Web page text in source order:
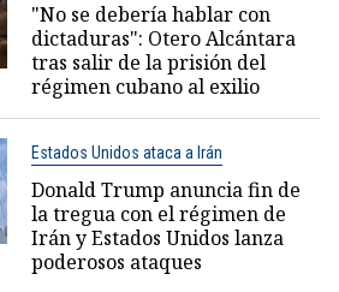
"No se debería hablar con
dictaduras": Otero Alcántara
tras salir de la prisión del
régimen cubano al exilio
Estados Unidos ataca a Irán
Donald Trump anuncia fin de
la tregua con el régimen de
Irán y Estados Unidos lanza
poderosos ataques